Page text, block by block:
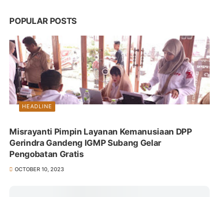
POPULAR POSTS
HEADLINE
Misrayanti Pimpin Layanan Kemanusiaan DPP
Gerindra Gandeng IGMP Subang Gelar
Pengobatan Gratis
OCTOBER 10, 2023